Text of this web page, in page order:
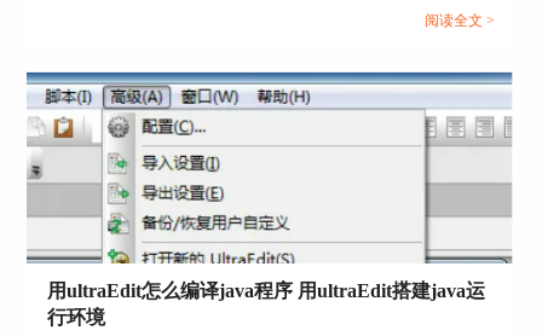
深入探讨如何在UltraEdit中新建工程项目，以及UE如何高效
供更多便捷和效率。...
阅读全文 >
用ultraEdit怎么编译java程序 用ultraEdit搭建java运
行环境